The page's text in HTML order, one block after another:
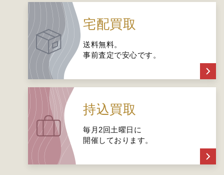
宅配買取
送料無料。
事前査定で安心です。
持込買取
毎月2回土曜日に
開催しております。